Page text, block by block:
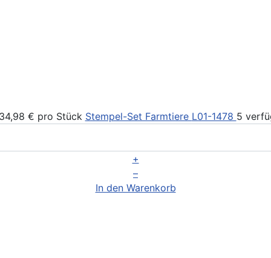
€ pro Stück Stempel-Set Farmtiere L01-1478 5
+
–
In den Warenkorb